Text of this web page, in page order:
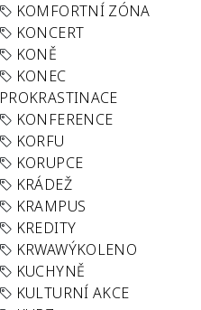
KOMFORTNÍ ZÓNA
KONCERT
KONĚ
KONEC
PROKRASTINACE
KONFERENCE
KORFU
KORUPCE
KRÁDEŽ
KRAMPUS
KREDITY
KRWAWÝKOLENO
KUCHYNĚ
KULTURNÍ AKCE